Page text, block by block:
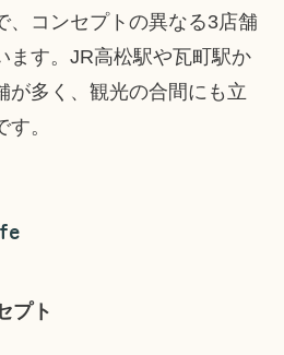
、コンセプトの異なる3店舗
ます。JR高松駅や瓦町駅か
が多く、観光の合間にも立
。
プト